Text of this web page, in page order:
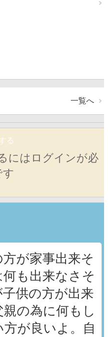
一覧へ
る
にはログインが必
す
が家事出来そ
も出来なさそ
供の方が出来
の為に何もし
が良いよ。自